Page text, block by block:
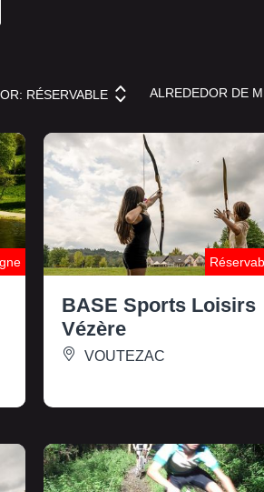
RÉSERVABLE ALREDEDOR DE
BASE Sports Loisirs
Vézère
VOUTEZAC